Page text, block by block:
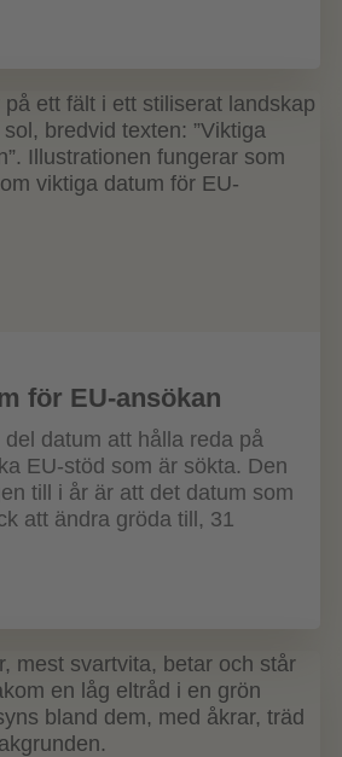
för EU-ansökan
datum att hålla reda på
EU-stöd som är sökta. Den
till i år är att det datum som
att ändra gröda till, 31